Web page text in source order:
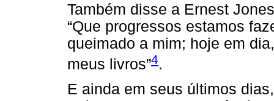
Também disse a Ernest
“Que progressos estamos
queimado a mim; hoje em
meus livros”4.
E ainda em seus últimos